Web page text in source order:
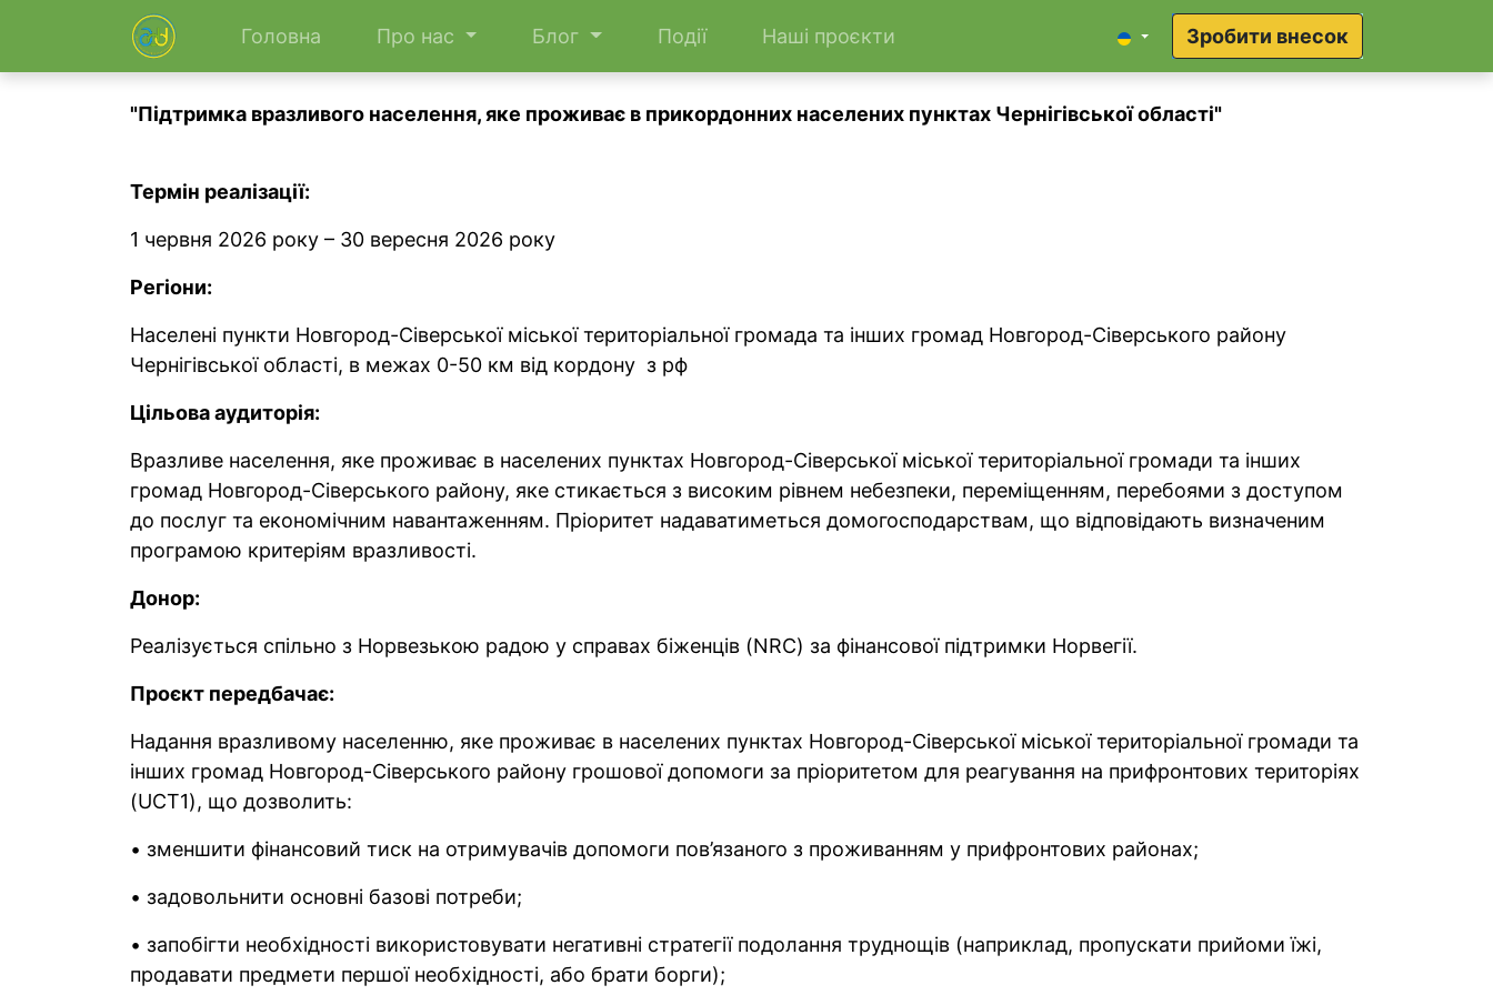
Головна Про нас Блог Події Наші проєкти Зробити внесок
"Підтримка вразливого населення, яке проживає в прикордонних населених пунктах Чернігівської області"
Термін реалізації:
1 червня 2026 року – 30 вересня 2026 року
Регіони:
Населені пункти Новгород-Сіверської міської територіальної громада та інших громад Новгород-Сіверського району
Чернігівської області, в межах 0-50 км від кордону з рф
Цільова аудиторія:
Вразливе населення, яке проживає в населених пунктах Новгород-Сіверської міської територіальної громади та інших
громад Новгород-Сіверського району, яке стикається з високим рівнем небезпеки, переміщенням, перебоями з доступом
до послуг та економічним навантаженням. Пріоритет надаватиметься домогосподарствам, що відповідають визначеним
програмою критеріям вразливості.
Донор:
Реалізується спільно з Норвезькою радою у справах біженців (NRC) за фінансової підтримки Норвегії.
Проєкт передбачає:
Надання вразливому населенню, яке проживає в населених пунктах Новгород-Сіверської міської територіальної громади та
інших громад Новгород-Сіверського району грошової допомоги за пріоритетом для реагування на прифронтових територіях
(UCT1), що дозволить:
• зменшити фінансовий тиск на отримувачів допомоги пов’язаного з проживанням у прифронтових районах;
• задовольнити основні базові потреби;
• запобігти необхідності використовувати негативні стратегії подолання труднощів (наприклад, пропускати прийоми їжі,
продавати предмети першої необхідності, або брати борги);